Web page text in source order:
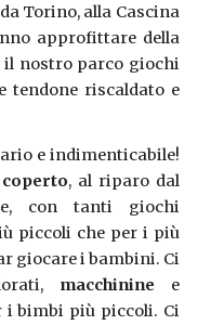
Torino, alla Cascina
approfittare della
il nostro parco giochi
tendone riscaldato e
e indimenticabile!
, al riparo dal
con tanti giochi
piccoli che per i più
giocare i bambini. Ci
macchinine e
i bimbi più piccoli. Ci